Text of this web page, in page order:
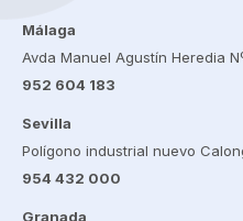
Málaga
Avda Manuel Agustín Heredia
952 604 183
Sevilla
Polígono industrial nuevo
954 432 000
Granada